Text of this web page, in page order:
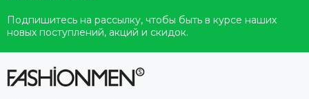
Подпишитесь на рассылку, чтобы быть в курсе наших
новых поступлений, акций и скидок.